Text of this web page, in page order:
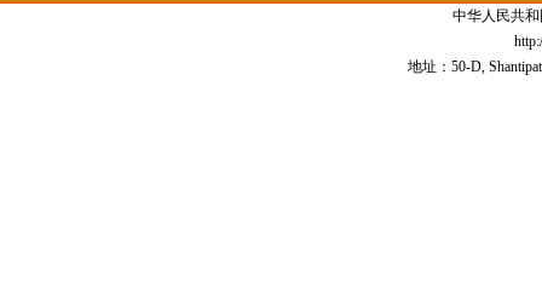
中华人民共
地址：50-D,